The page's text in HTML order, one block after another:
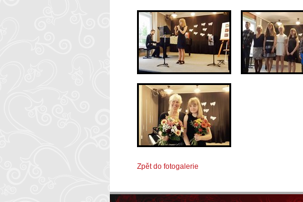
Zpět do fotogalerie